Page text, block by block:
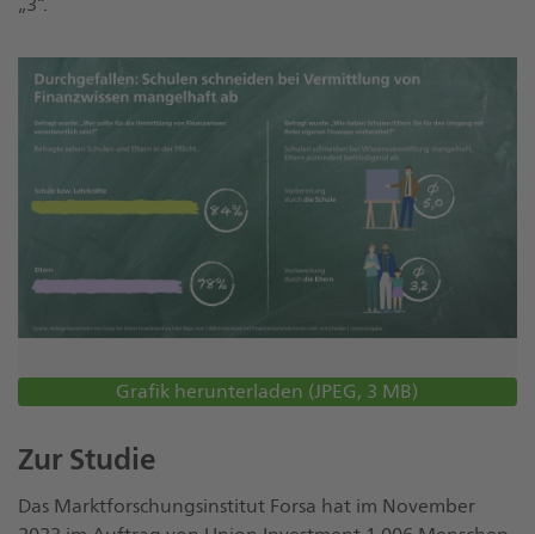
Grafik herunterladen (JPEG, 3 MB)
Öffnet
Zur Studie
Das Marktforschungsinstitut Forsa hat im November